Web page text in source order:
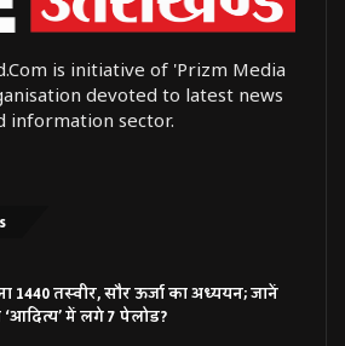
is initiative of 'Prizm Media
devoted to latest news
information sector.
1440 तस्वीर, सौर ऊर्जा का अध्ययन; जानें
में लगे 7 पेलोड?